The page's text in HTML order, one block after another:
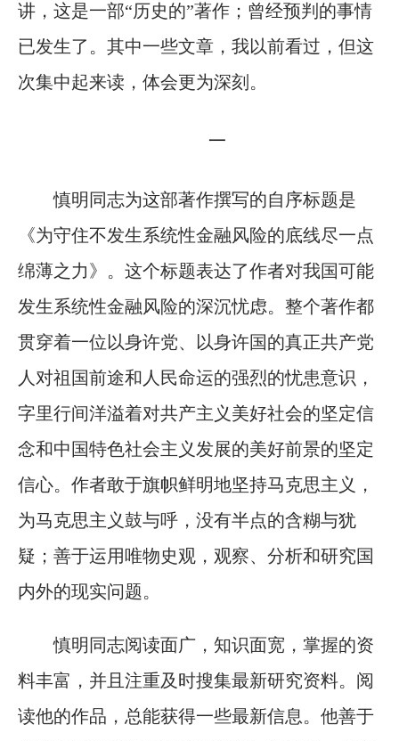
讲，这是一部“历史的”著作；曾经预判的事情
已发生了。其中一些文章，我以前看过，但这
次集中起来读，体会更为深刻。
一
慎明同志为这部著作撰写的自序标题是
《为守住不发生系统性金融风险的底线尽一点
绵薄之力》。这个标题表达了作者对我国可能
发生系统性金融风险的深沉忧虑。整个著作都
贯穿着一位以身许党、以身许国的真正共产党
人对祖国前途和人民命运的强烈的忧患意识，
字里行间洋溢着对共产主义美好社会的坚定信
念和中国特色社会主义发展的美好前景的坚定
信心。作者敢于旗帜鲜明地坚持马克思主义，
为马克思主义鼓与呼，没有半点的含糊与犹
疑；善于运用唯物史观，观察、分析和研究国
内外的现实问题。
慎明同志阅读面广，知识面宽，掌握的资
料丰富，并且注重及时搜集最新研究资料。阅
读他的作品，总能获得一些最新信息。他善于